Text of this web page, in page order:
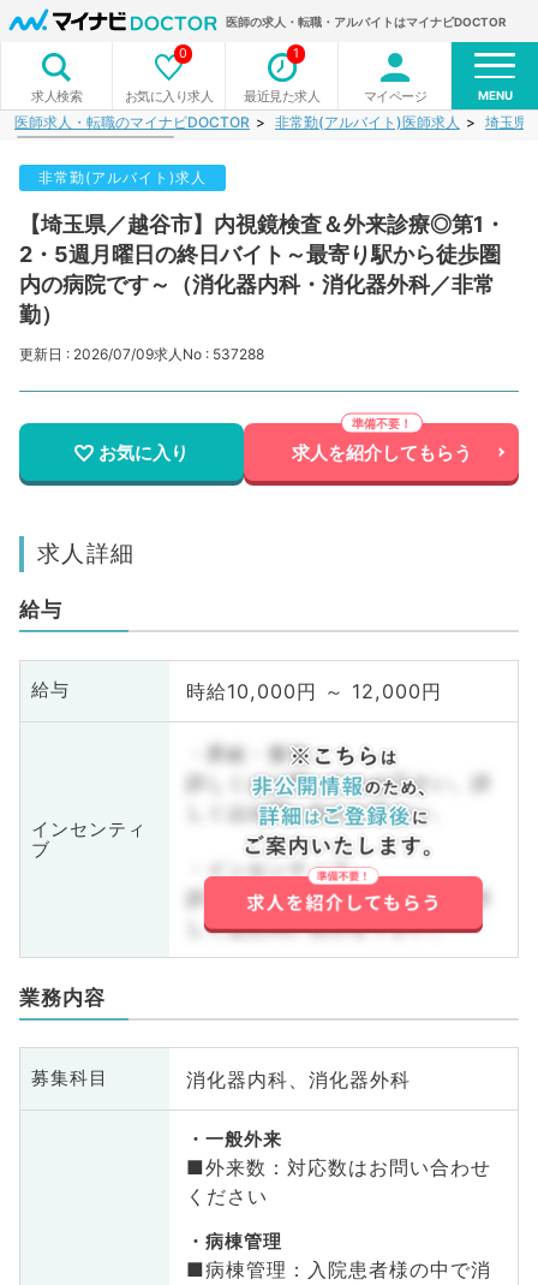
医師の求人・転職・アルバイトはマイナビDOCTOR
求人検索 お気に入り求人
0
最近見た求人
1
マイページ MENU
医師求人・転職のマイナビDOCTOR 非常勤(アルバイト)医師求人 埼玉県
非常勤(アルバイト)求人
【埼玉県／越谷市】内視鏡検査＆外来診療◎第1・
2・5週月曜日の終日バイト～最寄り駅から徒歩圏
内の病院です～（消化器内科・消化器外科／非常
勤）
更新日 : 2026/07/09求人No : 537288
お気に入り 求人を紹介してもらう
求人詳細
給与
給与 時給10,000円 ～ 12,000円
インセンティ
ブ
・昇給・賞与
詳しくはお問い合わせ下さい。詳
しくはお問い合わせ下さい。
・インセンティブ
詳しくはお問い合わせ下さい。詳
しくはお問い合わせ下さい。
業務内容
募集科目 消化器内科、消化器外科
一般外来
■外来数：対応数はお問い合わせ
ください
病棟管理
■病棟管理：入院患者様の中で消